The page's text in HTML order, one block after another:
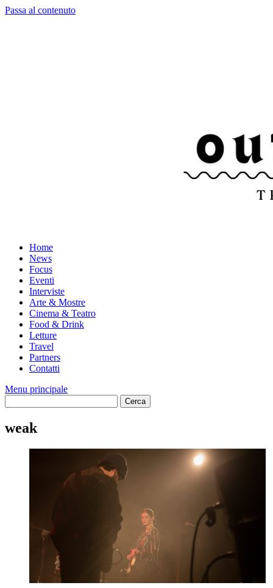
Passa al contenuto
Home
News
Focus
Eventi
Interviste
Arte & Mostre
Cinema & Teatro
Food & Drink
Letture
Travel
Partners
Contatti
Menu principale
weak